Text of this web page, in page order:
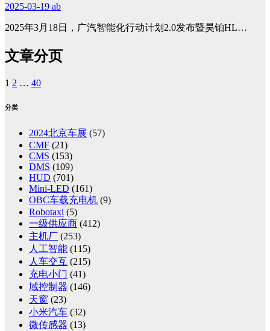
2025-03-19 ab
2025年3月18日，广汽智能化行动计划2.0发布暨昊铂HL…
文章分页
1 2 … 40
分类
2024北京车展 (57)
CMF (21)
CMS (153)
DMS (109)
HUD (701)
Mini-LED (161)
OBC车载充电机 (9)
Robotaxi (5)
一级供应商 (412)
主机厂 (253)
人工智能 (115)
人车交互 (215)
充电小门 (41)
域控制器 (146)
天窗 (23)
小米汽车 (32)
微传感器 (13)